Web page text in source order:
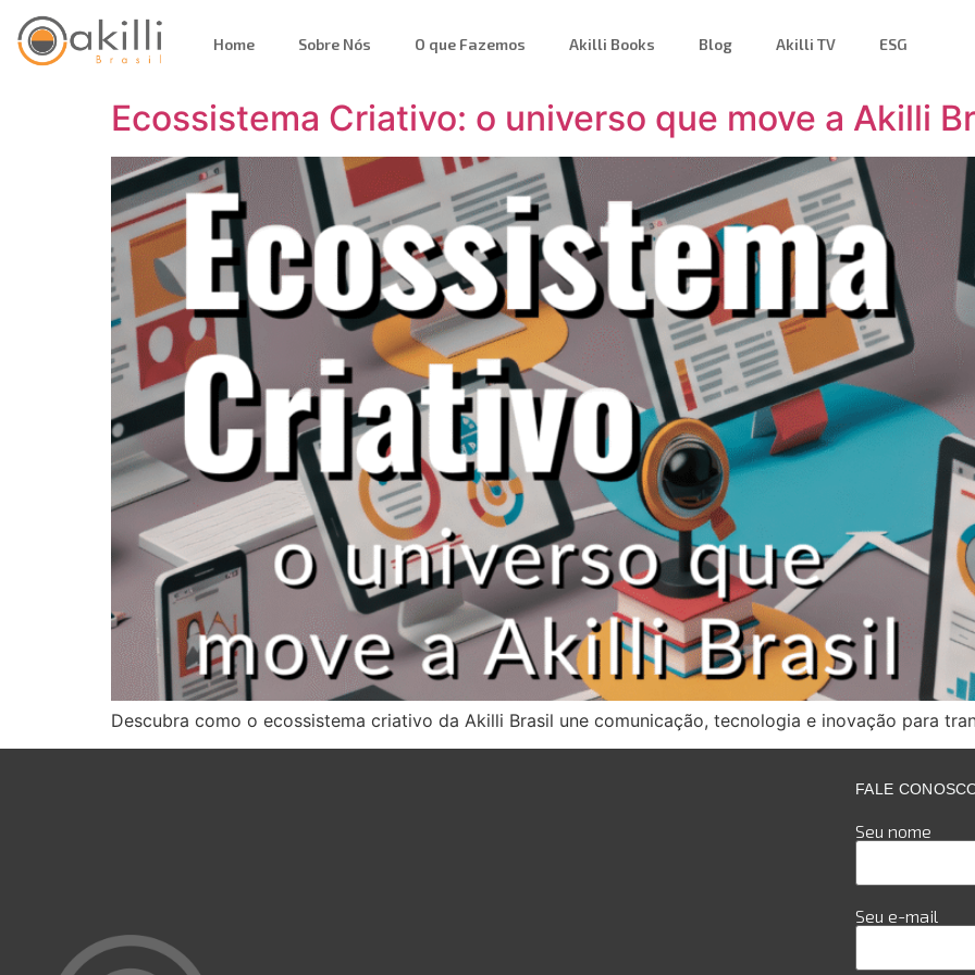
Home Sobre Nós O que Fazemos Akilli Books Blog Akilli TV ESG
Ecossistema Criativo: o universo que move a Akilli
Descubra como o ecossistema criativo da Akilli Brasil une comunicação, tecnologia e inovação para
FALE
Seu nome
Seu e-mail